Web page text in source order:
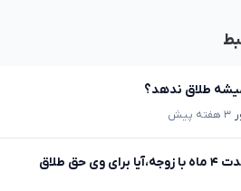
طلاق ندهد؟
۳ هفته پیش
در صورت نداشتن رابطه به مدت ۴ ماه با زوجه،آیا برای وی حق طلاق